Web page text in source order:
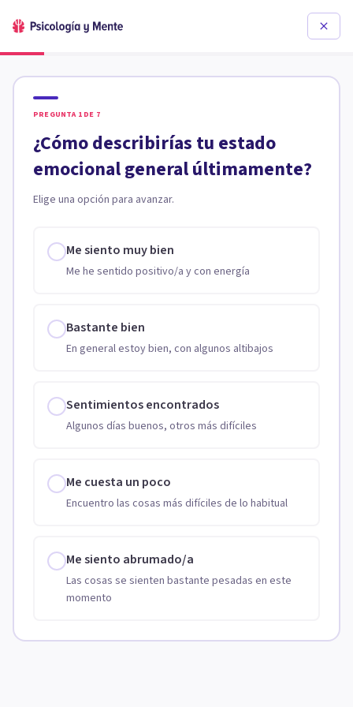
PREGUNTA 1 DE 7
¿Cómo describirías tu estado
emocional general últimamente?
Elige una opción para avanzar.
Me siento muy bien
Me he sentido positivo/a y con energía
Bastante bien
En general estoy bien, con algunos altibajos
Sentimientos encontrados
Algunos días buenos, otros más difíciles
Me cuesta un poco
Encuentro las cosas más difíciles de lo habitual
Me siento abrumado/a
Las cosas se sienten bastante pesadas en este
momento